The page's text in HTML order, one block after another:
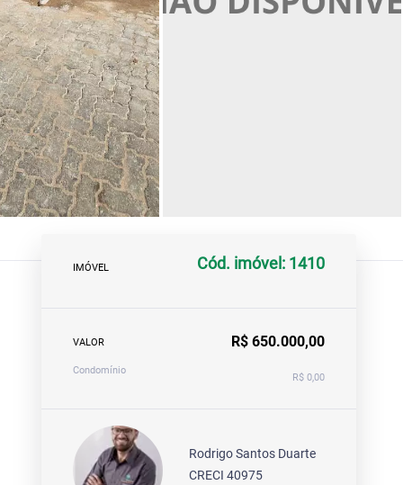
IMÓVEL Cód. imóvel: 1410
VALOR R$ 650.000,00
Condomínio
R$ 0,00
Rodrigo Santos Duarte
CRECI 40975